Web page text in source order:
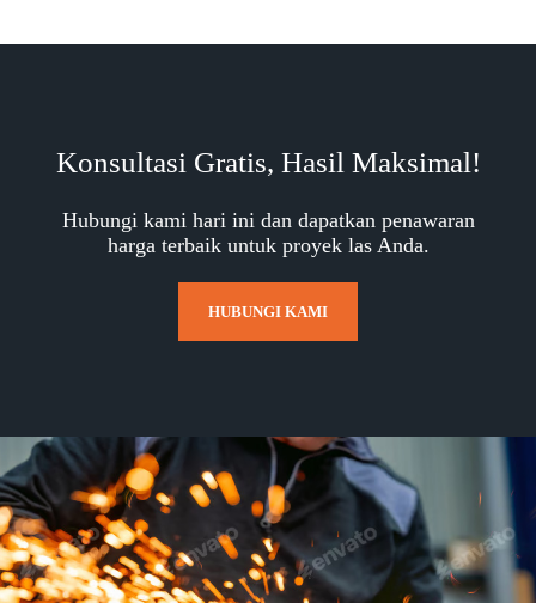
Konsultasi Gratis, Hasil Maksimal!
Hubungi kami hari ini dan dapatkan penawaran
harga terbaik untuk proyek las Anda.
HUBUNGI KAMI